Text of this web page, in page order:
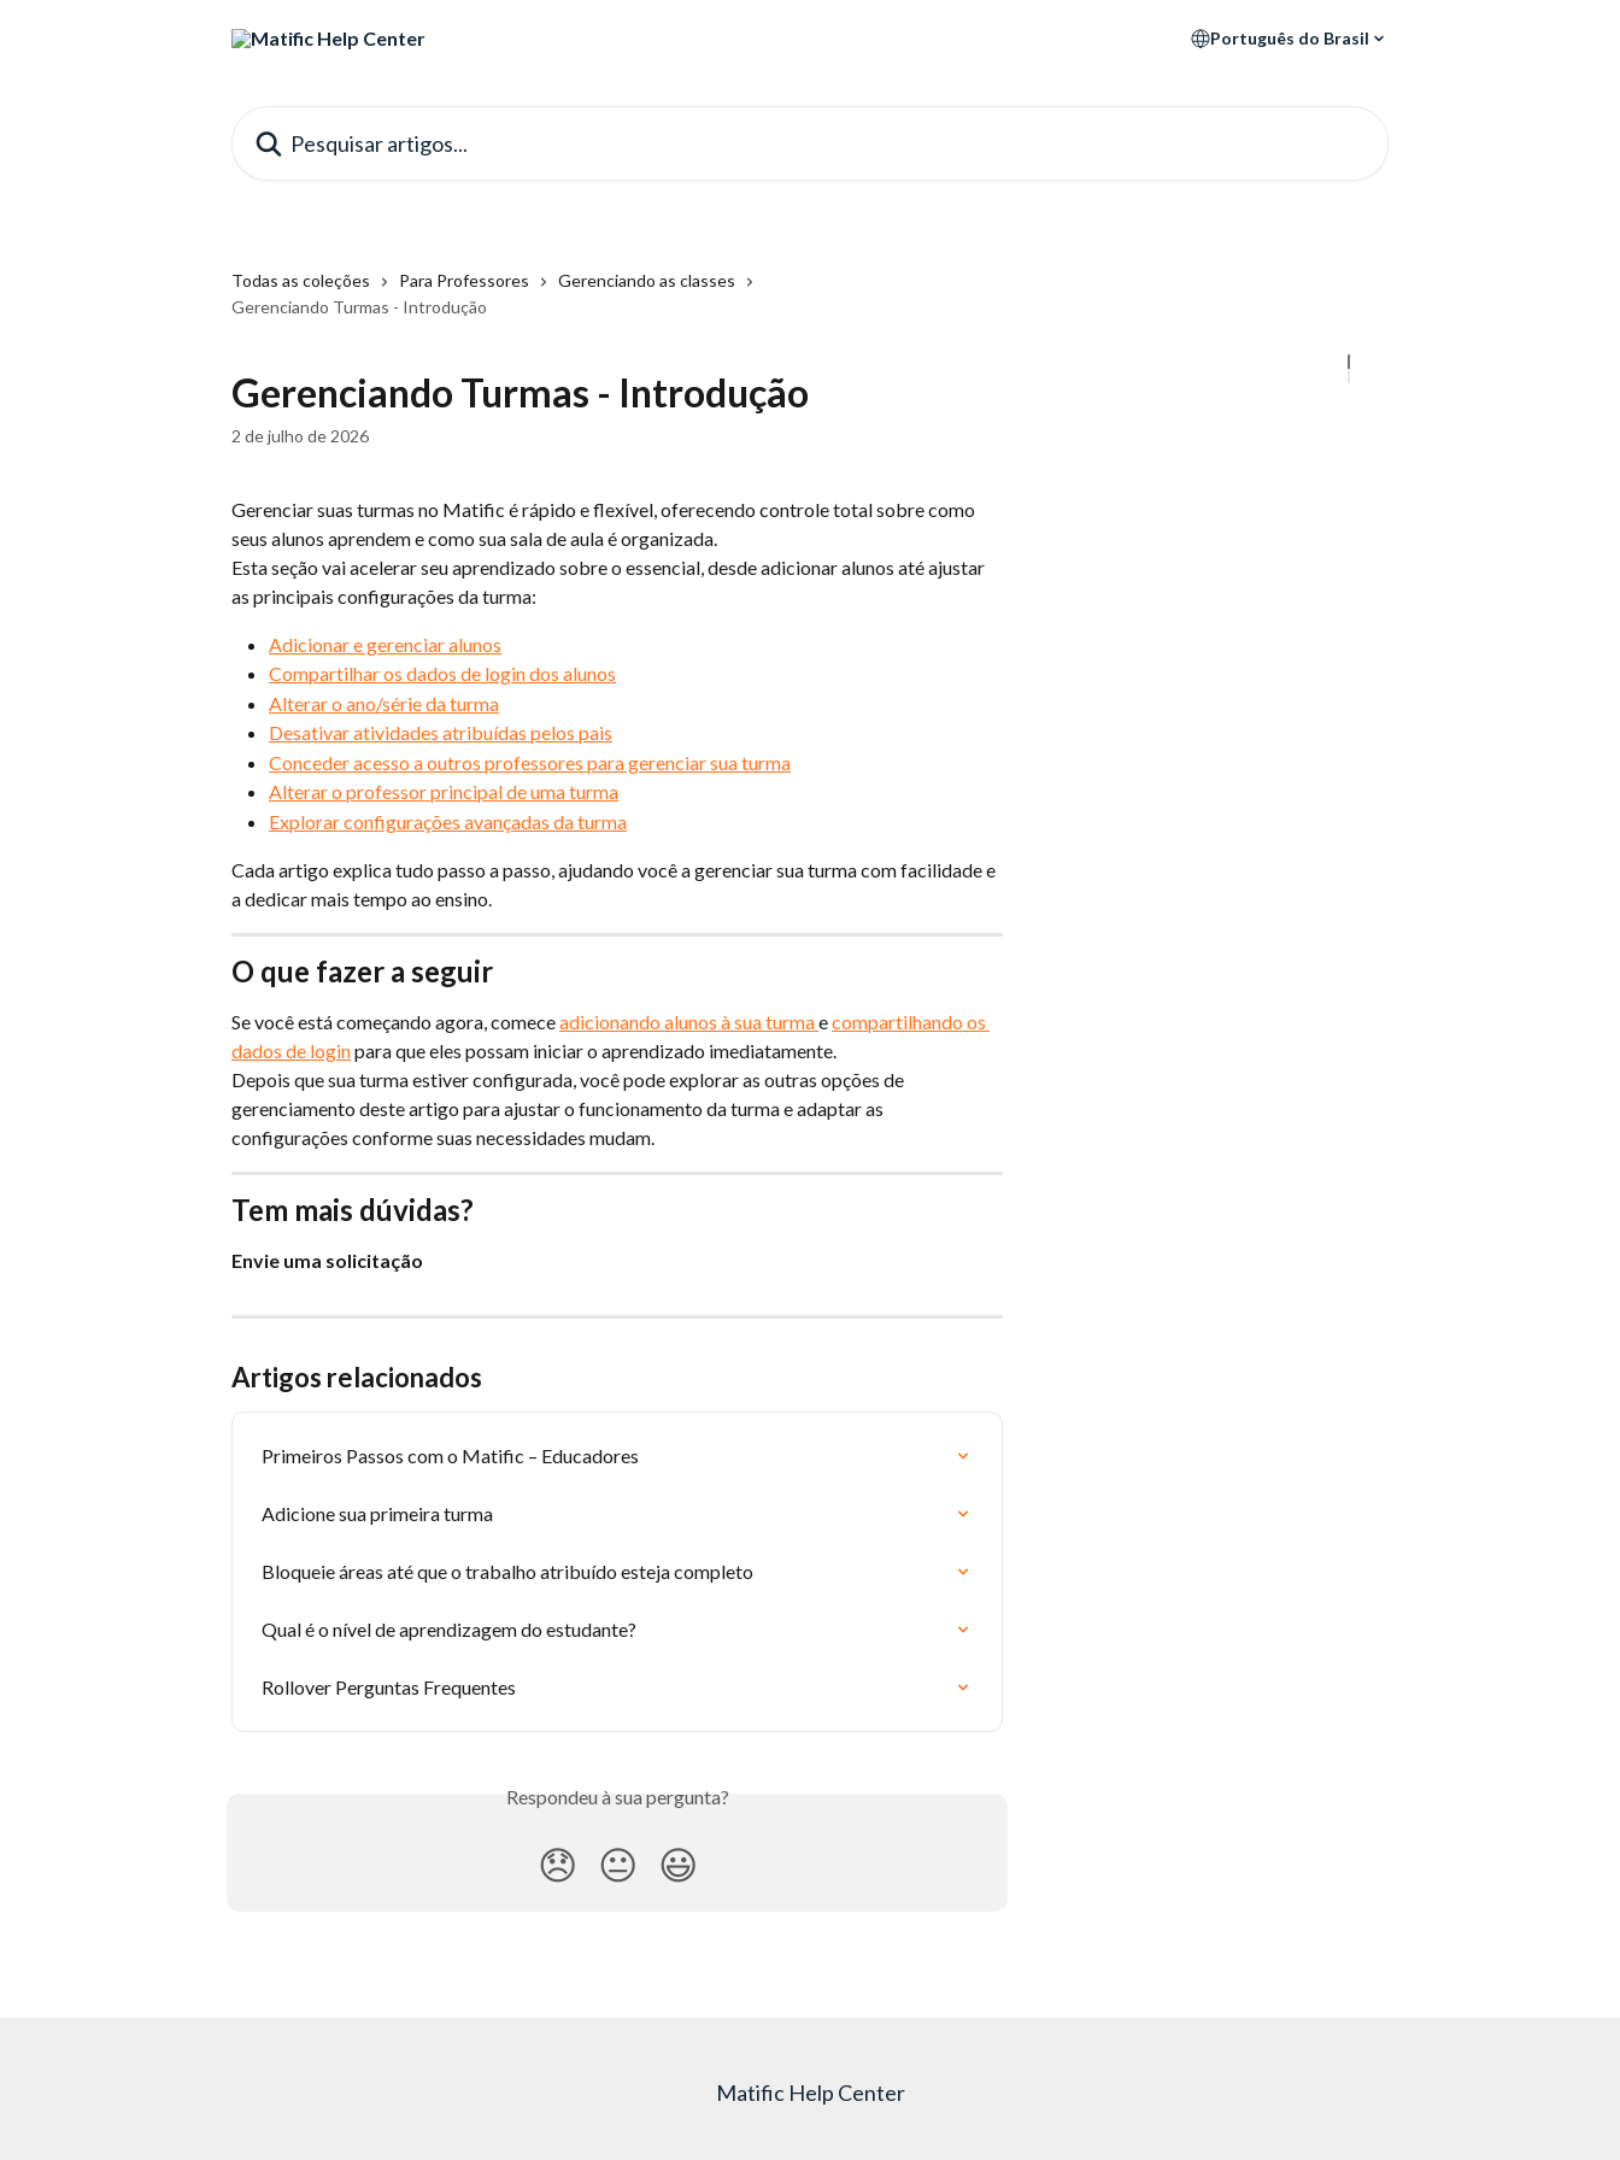
Português do Brasil
Todas as coleções Para Professores
Gerenciando as classes
Gerenciando Turmas - Introdução
Gerenciando Turmas - Introdução
2 de julho de 2026
Gerenciar suas turmas no Matific é rápido e flexível, oferecendo controle total sobre como
seus alunos aprendem e como sua sala de aula é organizada.
Esta seção vai acelerar seu aprendizado sobre o essencial, desde adicionar alunos até ajustar
as principais configurações da turma:
Adicionar e gerenciar alunos
Compartilhar os dados de login dos alunos
Alterar o ano/série da turma
Desativar atividades atribuídas pelos pais
Conceder acesso a outros professores para gerenciar sua turma
Alterar o professor principal de uma turma
Explorar configurações avançadas da turma
Cada artigo explica tudo passo a passo, ajudando você a gerenciar sua turma com facilidade e
a dedicar mais tempo ao ensino.
O que fazer a seguir
Se você está começando agora, comece adicionando alunos à sua turma e compartilhando os
dados de login para que eles possam iniciar o aprendizado imediatamente.
Depois que sua turma estiver configurada, você pode explorar as outras opções de
gerenciamento deste artigo para ajustar o funcionamento da turma e adaptar as
configurações conforme suas necessidades mudam.
Tem mais dúvidas?
Envie uma solicitação
Artigos relacionados
Primeiros Passos com o Matific – Educadores
Adicione sua primeira turma
Bloqueie áreas até que o trabalho atribuído esteja completo
Qual é o nível de aprendizagem do estudante?
Rollover Perguntas Frequentes
Respondeu à sua pergunta?
😞 😐 😃
Matific Help Center